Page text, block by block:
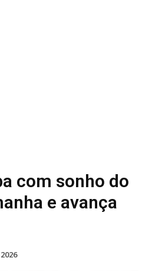
com sonho do
e avança